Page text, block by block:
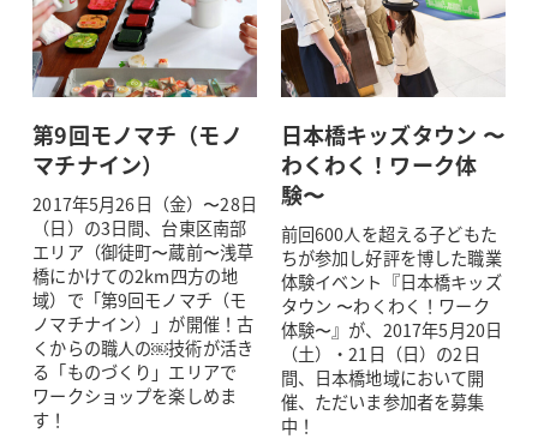
第9回モノマチ（モノ
マチナイン）
2017年5月26日（金）〜28日
（日）の3日間、台東区南部
エリア（御徒町〜蔵前〜浅草
橋にかけての2km四方の地
域）で「第9回モノマチ（モ
ノマチナイン）」が開催！古
くからの職人の￼技術が活き
る「ものづくり」エリアで
ワークショップを楽しめま
す！
日本橋キッズタウン 〜
わくわく！ワーク体
験〜
前回600人を超える子どもた
ちが参加し好評を博した職業
体験イベント『日本橋キッズ
タウン 〜わくわく！ワーク
体験〜』が、2017年5月20日
（土）・21日（日）の2日
間、日本橋地域において開
催、ただいま参加者を募集
中！